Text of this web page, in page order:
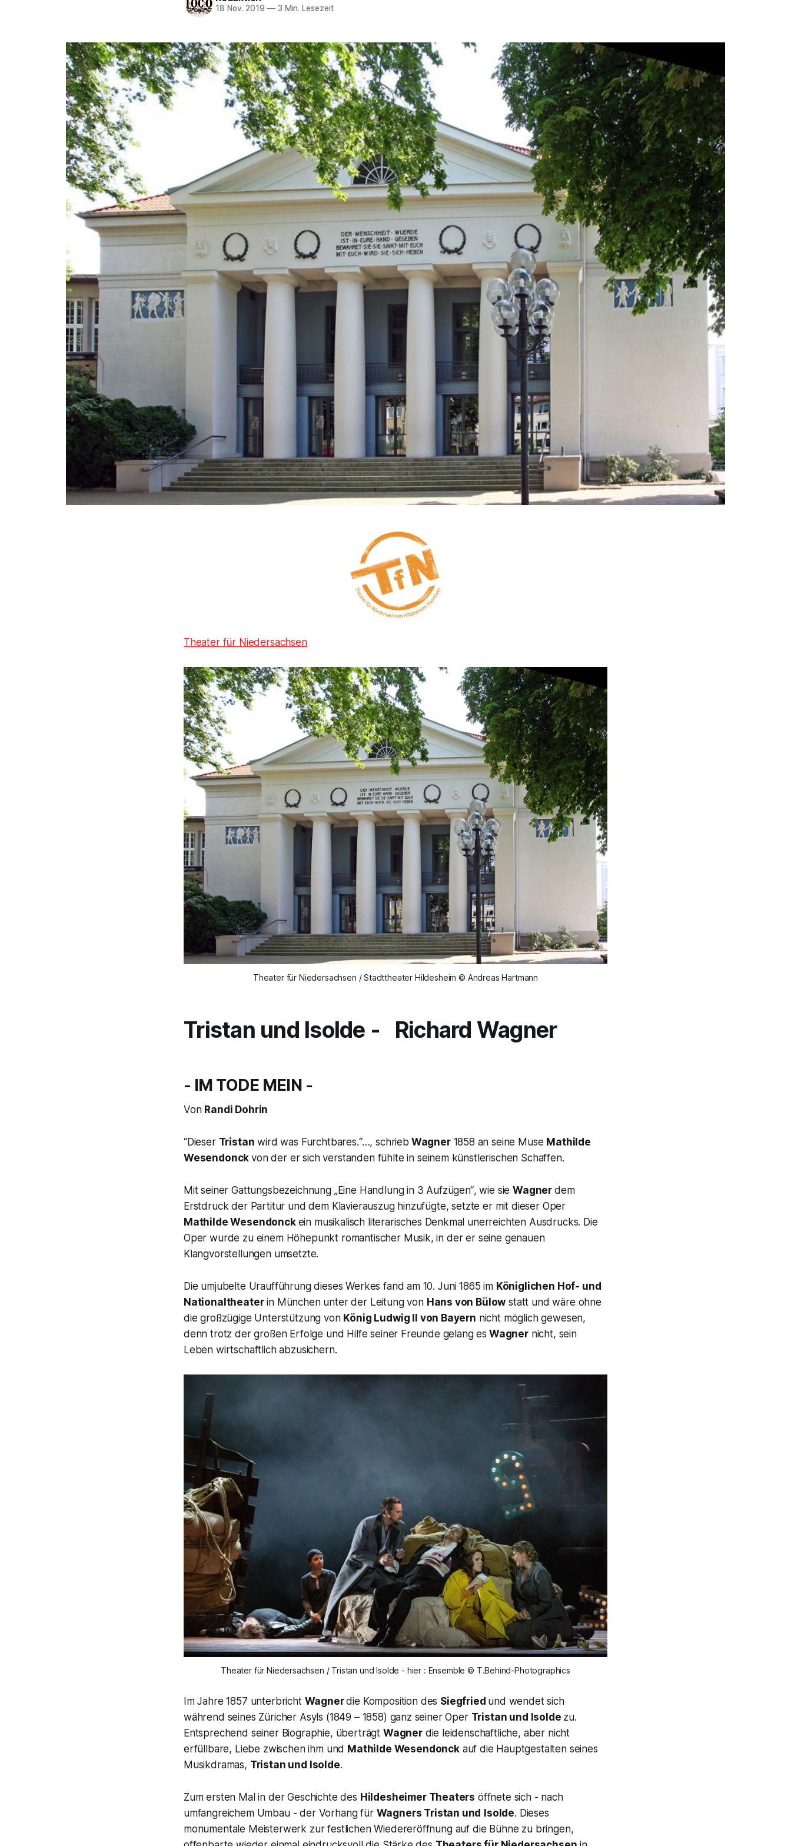
18 Nov. 2019 —3 Min. Lesezeit
Theater für Niedersachsen
Theater für Niedersachsen / Stadttheater Hildesheim © Andreas Hartmann
Tristan und Isolde - Richard Wagner
- IM TODE MEIN -
Von Randi Dohrin
“Dieser Tristan wird was Furchtbares.“…, schrieb Wagner1858 an seine Muse Mathilde
Wesendonckvon der er sich verstanden fühlte in seinem künstlerischen Schaffen.
Mit seiner Gattungsbezeichnung „Eine Handlung in 3 Aufzügen“, wie sieWagner dem
Erstdruck der Partitur und dem Klavierauszug hinzufügte, setzte er mit dieser Oper
Mathilde Wesendonck ein musikalisch literarisches Denkmal unerreichten Ausdrucks. Die
Oper wurde zu einem Höhepunkt romantischer Musik, in der er seine genauen
Klangvorstellungen umsetzte.
Die umjubelte Uraufführung dieses Werkes fand am 10. Juni 1865 im Königlichen Hof- und
Nationaltheaterin München unter der Leitung von Hans von Bülow statt und wäre ohne
die großzügige Unterstützung von König Ludwig II von Bayern nicht möglich gewesen,
denn trotz der großen Erfolge und Hilfe seiner Freunde gelang es Wagnernicht, sein
Leben wirtschaftlich abzusichern.
Theater für Niedersachsen / Tristan und Isolde - hier : Ensemble © T.Behind-Photographics
Im Jahre 1857 unterbricht Wagnerdie Komposition des Siegfried und wendet sich
während seines Züricher Asyls (1849 – 1858) ganz seiner Oper Tristan und Isolde zu.
Entsprechend seiner Biographie, überträgt Wagnerdie leidenschaftliche, aber nicht
erfüllbare, Liebe zwischen ihm und Mathilde Wesendonckauf die Hauptgestalten seines
Musikdramas, Tristan und Isolde.
Zum ersten Mal in der Geschichte des Hildesheimer Theaters öffnete sich - nach
umfangreichem Umbau - der Vorhang für Wagners Tristan und Isolde. Dieses
monumentale Meisterwerk zur festlichen Wiedereröffnung auf die Bühne zu bringen,